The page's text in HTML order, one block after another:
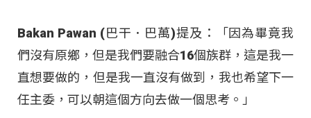
Bakan Pawan (巴干．巴萬)提及：「因為畢竟我
們沒有原鄉，但是我們要融合16個族群，這是我一
直想要做的，但是我一直沒有做到，我也希望下一
任主委，可以朝這個方向去做一個思考。」